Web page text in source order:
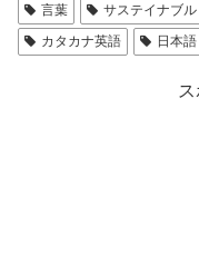
言葉
サステイナブル
カタカナ英語
日本語